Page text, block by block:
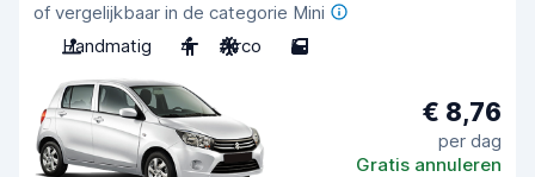
of vergelijkbaar in de categorie Mini
Handmatig
4 Airco 5
€ 8,76
per dag
Gratis annuleren